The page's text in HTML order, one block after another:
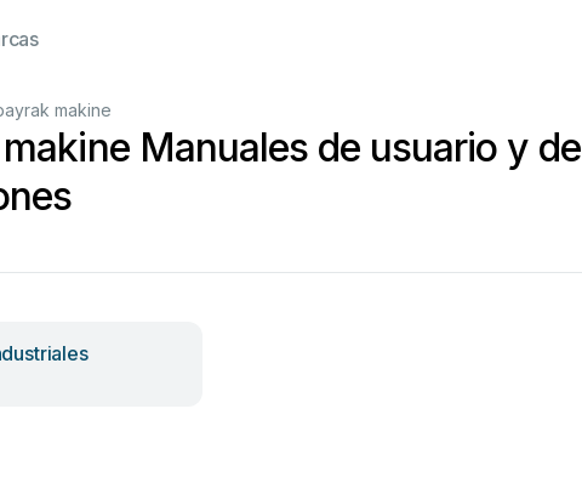
makine
Manuales de usuario y de